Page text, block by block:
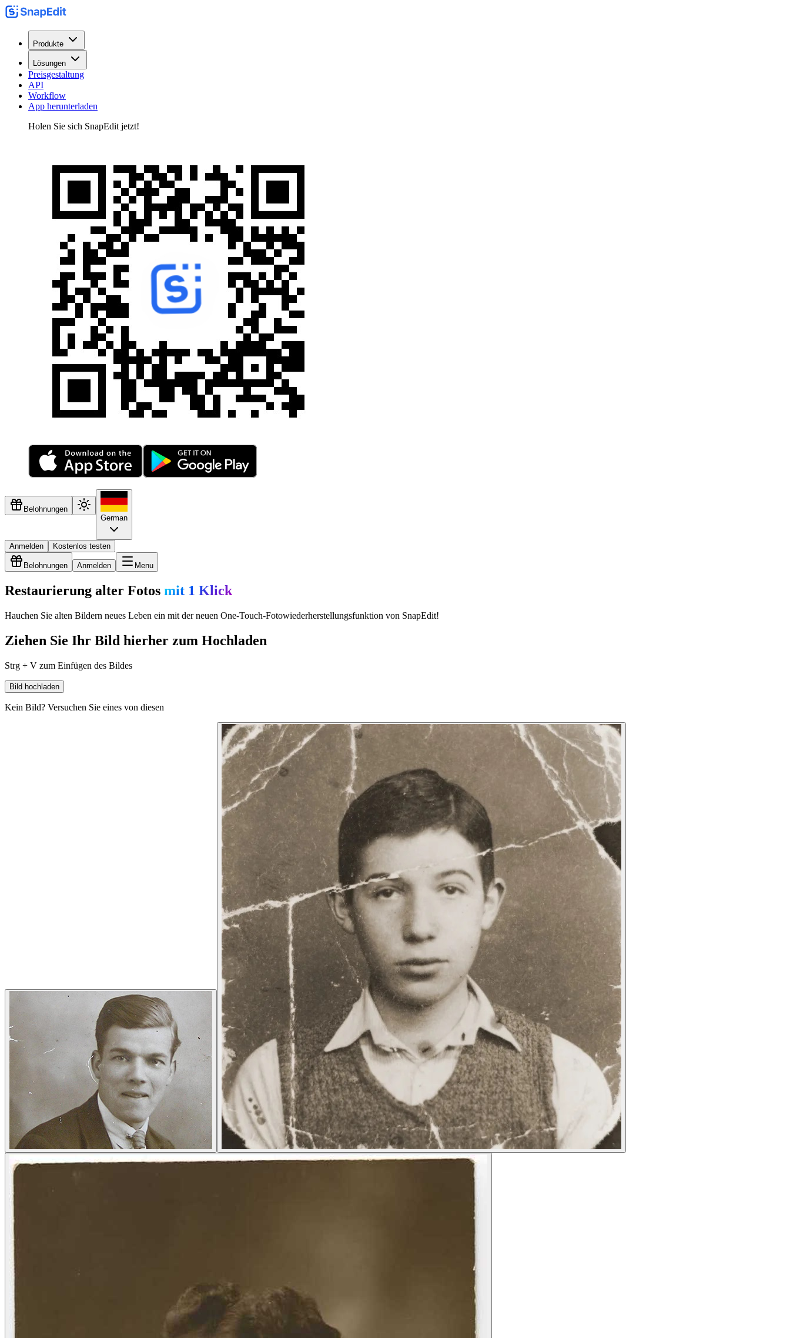
Produkte
Lösungen
Preisgestaltung
API
Workflow
App herunterladen
Holen Sie sich SnapEdit jetzt!
Belohnungen
German
Anmelden Kostenlos testen
Belohnungen Anmelden Menu
Restaurierung alter Fotos mit 1 Klick
Hauchen Sie alten Bildern neues Leben ein mit der neuen One-Touch-Fotowiederherstellungsfunktion von SnapEdit!
Ziehen Sie Ihr Bild hierher zum Hochladen
Strg + V zum Einfügen des Bildes
Bild hochladen
Kein Bild? Versuchen Sie eines von diesen